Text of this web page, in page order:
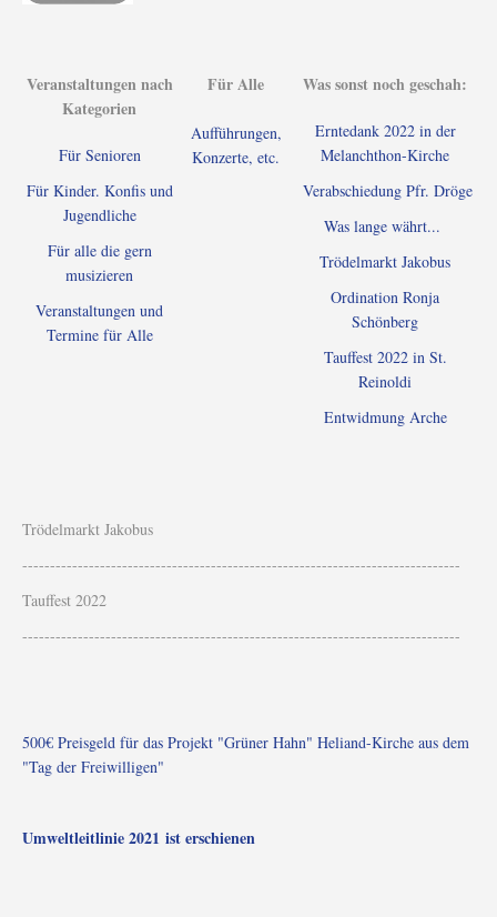
Veranstaltungen nach
Kategorien
Für Senioren
Für Kinder. Konfis und
Jugendliche
Für alle die gern
musizieren
Veranstaltungen und
Termine für Alle
Für Alle
Aufführungen,
Konzerte, etc.
Was sonst noch geschah:
Erntedank 2022 in der
Melanchthon-Kirche
Verabschiedung Pfr. Dröge
Was lange währt...
Trödelmarkt Jakobus
Ordination Ronja
Schönberg
Tauffest 2022 in St.
Reinoldi
Entwidmung Arche
Trödelmarkt Jakobus
-------------------------------------------------------------------------------
Tauffest 2022
-------------------------------------------------------------------------------
500€ Preisgeld für das Projekt "Grüner Hahn" Heliand-Kirche aus dem
"Tag der Freiwilligen"
Umweltleitlinie 2021 ist erschienen